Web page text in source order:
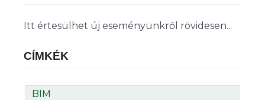
Itt értesülhet új eseményünkről rövidesen...
CÍMKÉK
BIM